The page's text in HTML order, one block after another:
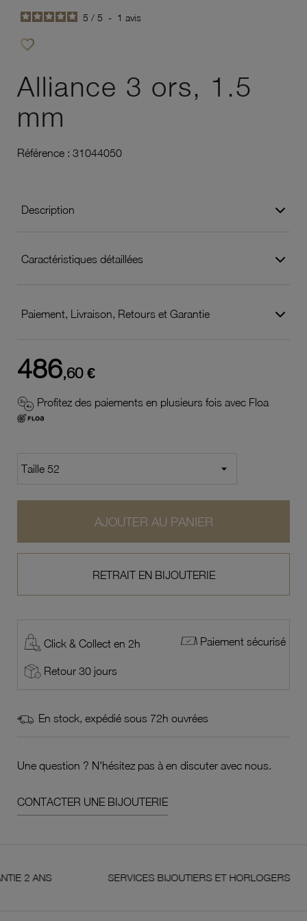
5 / 5 - 1 avis
favorite_border
Alliance 3 ors, 1.5
mm
Référence : 31044050
Description
Caractéristiques détaillées
Paiement, Livraison, Retours et Garantie
486,60 €
Profitez des paiements en plusieurs fois avec Floa
AJOUTER AU PANIER
RETRAIT EN BIJOUTERIE
Click & Collect en 2h Paiement sécurisé
Retour 30 jours
En stock, expédié sous 72h ouvrées
Une question ? N'hésitez pas à en discuter avec nous.
CONTACTER UNE BIJOUTERIE
SERVICES BIJOUTIERS ET HORLOGERS